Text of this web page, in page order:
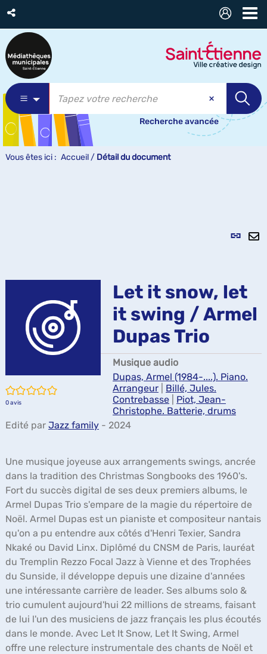
Recherche avancée
Vous êtes ici : Accueil / Détail du document
Lien
/5
0avis
Let it snow, let
it swing / Armel
Dupas Trio
Musique audio
Dupas, Armel (1984-....). Piano.
Arrangeur
Billé, Jules.
Contrebasse
Piot, Jean-
Christophe. Batterie, drums
Edité par Jazz family - 2024
Une musique joyeuse aux arrangements swings, ancrée
dans la tradition des Christmas Songbooks des 1960's.
Fort du succès digital de ses deux premiers albums, le
Armel Dupas Trio s'empare de la magie du répertoire de
Noël. Armel Dupas est un pianiste et compositeur nantais
qu'on a pu entendre aux côtés d'Henri Texier, Sandra
Nkaké ou David Linx. Diplômé du CNSM de Paris, lauréat
du Tremplin Rezzo Focal Jazz à Vienne et des Trophées
du Sunside, il développe depuis une dizaine d'années
une intéressante carrière de leader. Ses albums solo &
trio cumulent aujourd'hui 22 millions de streams, faisant
de lui l'un des musiciens de jazz français les plus écoutés
dans le monde. Avec Let It Snow, Let It Swing, Armel
offre une relecture instrumentale des chants de Noël et